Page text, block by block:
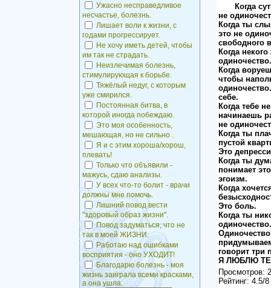
Ужасно несправедливое
несчастье, болезнь.
Лишает воли к жизни, с
годами прогрессирует.
Не хочу иметь детей, чтобы
им так не страдать.
Неизлечимая болезнь,
стимулирующая к борьбе.
Тяжёлый недуг, с которым
уже смирился.
Постоянная битва, в
которой иногда побеждаю.
Это моя особенность,
мешающая, но не сильно .
Я и с этим хороша/хорош,
плевать!
Только что объявили -
мажусь, сдаю анализы.
У всех что-то болит - врачи
должны мне помочь.
Лишний повод вести
"здоровый образ жизни".
Повод задуматься, что не
так в моей ЖИЗНИ.
Работаю над ошибками
восприятия - оно УХОДИТ!
Благодарю болезнь - моя
жизнь заиграла всеми красками,
а она ушла.
Когда
не
Когда ты
это не
свободного
Когда
Когда
чтобы
себе.
Когда тебе
начинаешь
не
Когда ты
пустой
Это
Когда ты
понимает
эгоизм.
Когда
Это боль.
Когда ты
говорит три
Я ЛЮБЛЮ
Просмотров:
Рейтинг: 4.5/8